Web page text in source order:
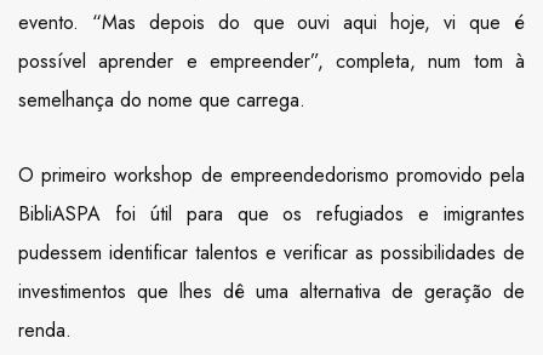
evento. “Mas depois do que ouvi aqui hoje, vi que é
possível aprender e empreender”, completa, num tom à
semelhança do nome que carrega.
O primeiro workshop de empreendedorismo promovido pela
BibliASPA foi útil para que os refugiados e imigrantes
pudessem identificar talentos e verificar as possibilidades de
investimentos que lhes dê uma alternativa de geração de
renda.